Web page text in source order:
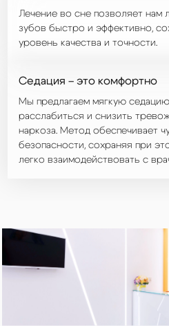
Лечение во сне позволяет нам
зубов быстро и эффективно,
уровень качества и точности.
Седация – это комфортно
Мы предлагаем мягкую
расслабиться и снизить
наркоза. Метод обеспечивает
безопасности, сохраняя при
легко взаимодействовать с